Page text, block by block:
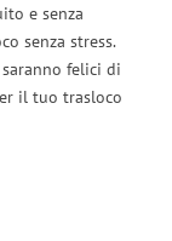
e senza
senza stress.
felici di
il tuo trasloco